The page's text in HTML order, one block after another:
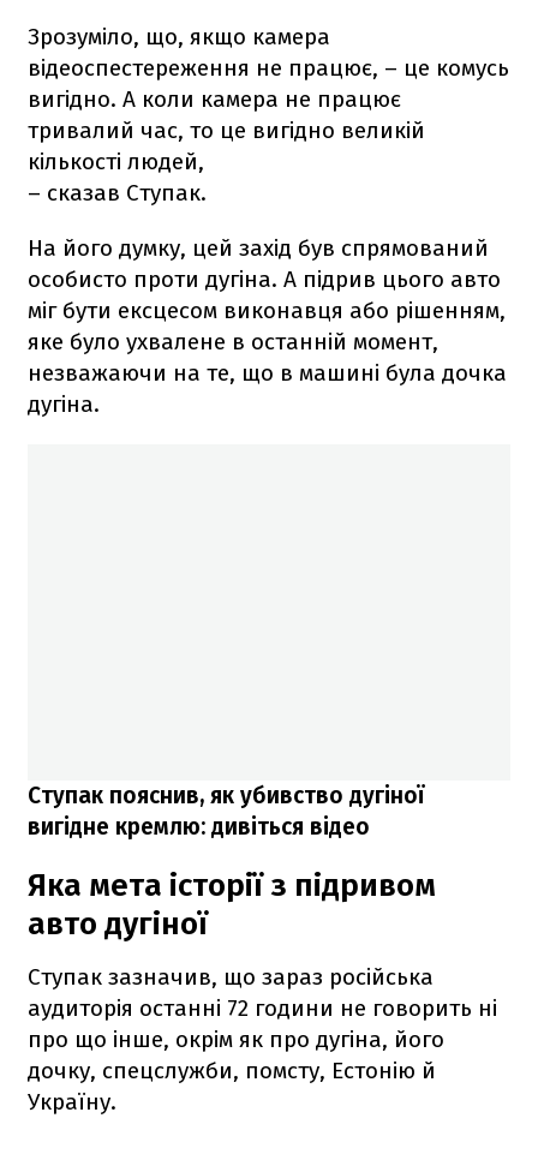
Зрозуміло, що, якщо камера
відеоспестереження не працює, – це комусь
вигідно. А коли камера не працює
тривалий час, то це вигідно великій
кількості людей,
– сказав Ступак.
На його думку, цей захід був спрямований
особисто проти дугіна. А підрив цього авто
міг бути ексцесом виконавця або рішенням,
яке було ухвалене в останній момент,
незважаючи на те, що в машині була дочка
дугіна.
Ступак пояснив, як убивство дугіної
вигідне кремлю: дивіться відео
Яка мета історії з підривом
авто дугіної
Ступак зазначив, що зараз російська
аудиторія останні 72 години не говорить ні
про що інше, окрім як про дугіна, його
дочку, спецслужби, помсту, Естонію й
Україну.